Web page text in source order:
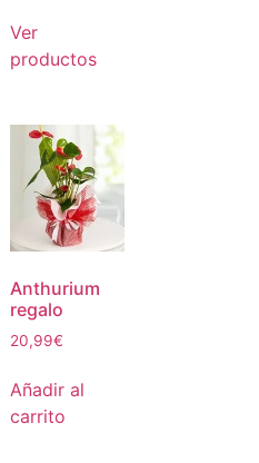
Ver
productos
Anthurium
regalo
20,99€
Añadir al
carrito